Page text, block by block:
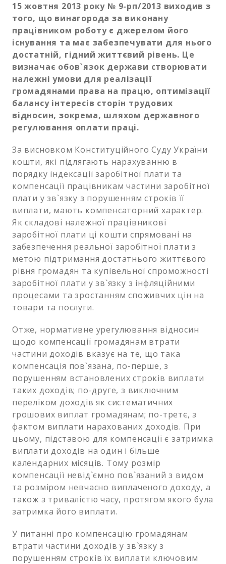
15 жовтня 2013 року № 9-рп/2013 виходив з
того, що винагорода за виконану
працівником роботу є джерелом його
існування та має забезпечувати для нього
достатній, гідний життєвий рівень. Це
визначає обов`язок держави створювати
належні умови для реалізації
громадянами права на працю, оптимізації
балансу інтересів сторін трудових
відносин, зокрема, шляхом державного
регулювання оплати праці.
За висновком Конституційного Суду України
кошти, які підлягають нарахуванню в
порядку індексації заробітної плати та
компенсації працівникам частини заробітної
плати у зв`язку з порушенням строків її
виплати, мають компенсаторний характер.
Як складові належної працівникові
заробітної плати ці кошти спрямовані на
забезпечення реальної заробітної плати з
метою підтримання достатнього життєвого
рівня громадян та купівельної спроможності
заробітної плати у зв`язку з інфляційними
процесами та зростанням споживчих цін на
товари та послуги.
Отже, нормативне урегулювання відносин
щодо компенсації громадянам втрати
частини доходів вказує на те, що така
компенсація пов`язана, по-перше, з
порушенням встановлених строків виплати
таких доходів; по-друге, з виключним
переліком доходів як систематичних
грошових виплат громадянам; по-третє, з
фактом виплати нарахованих доходів. При
цьому, підставою для компенсації є затримка
виплати доходів на один і більше
календарних місяців. Тому розмір
компенсації невід`ємно пов`язаний з видом
та розміром невчасно виплаченого доходу, а
також з тривалістю часу, протягом якого була
затримка його виплати.
У питанні про компенсацію громадянам
втрати частини доходів у зв`язку з
порушенням строків їх виплати ключовим